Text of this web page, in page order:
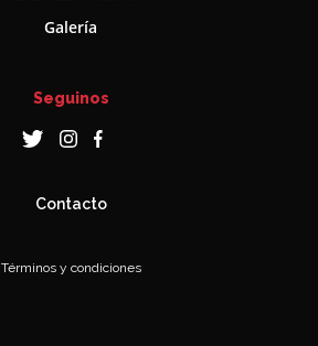
Galería
Seguinos
Contacto
Términos y condiciones